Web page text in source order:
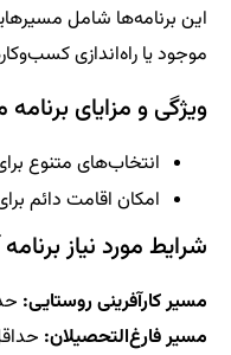
این برنامه‌ها شامل
موجود یا راه‌اندازی
ویژگی و مزایای برنامه
انتخاب‌های متنوع
امکان اقامت دائم
شرایط مورد نیاز برنامه
مسیر کارآفرینی روستایی:
مسیر فارغ‌التحصیلان: